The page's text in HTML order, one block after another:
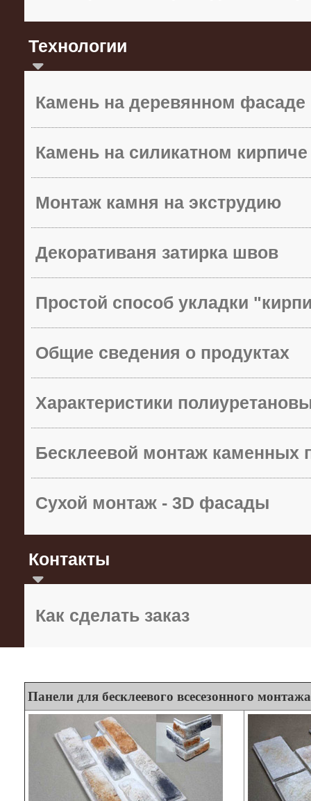
Технологии
Камень на деревянном фасаде
Камень на силикатном кирпиче
Монтаж камня на экструдию
Декоративаня затирка швов
Простой способ укладки
Общие сведения о продуктах
Характеристики
Бесклеевой монтаж каменных
Сухой монтаж - 3D фасады
Контакты
Как сделать заказ
Панели для бесклеевого всесезонного